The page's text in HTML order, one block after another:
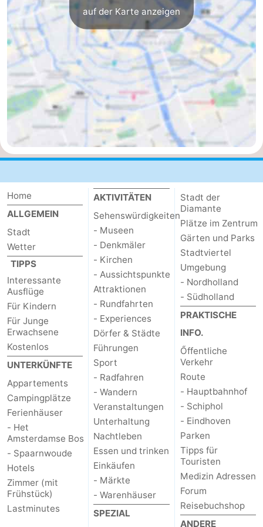
auf der Karte anzeigen
Home
ALLGEMEIN
Stadt
Wetter
TIPPS
Interessante
Ausflüge
Für Kindern
Für Junge
Erwachsene
Kostenlos
UNTERKÜNFTE
Appartements
Campingplätze
Ferienhäuser
- Het
Amsterdamse Bos
- Spaarnwoude
Hotels
Zimmer (mit
Frühstück)
Lastminutes
AKTIVITÄTEN
Sehenswürdigkeiten
- Museen
- Denkmäler
- Kirchen
- Aussichtspunkte
Attraktionen
- Rundfahrten
- Experiences
Dörfer & Städte
Führungen
Sport
- Radfahren
- Wandern
Veranstaltungen
Unterhaltung
Nachtleben
Essen und trinken
Einkäufen
- Märkte
- Warenhäuser
SPEZIAL
Stadt der
Diamante
Plätze im Zentrum
Gärten und Parks
Stadtviertel
Umgebung
- Nordholland
- Südholland
PRAKTISCHE
INFO.
Őffentliche
Verkehr
Route
- Hauptbahnhof
- Schiphol
- Eindhoven
Parken
Tipps für
Touristen
Medizin Adressen
Forum
Reisebuchshop
ANDERE